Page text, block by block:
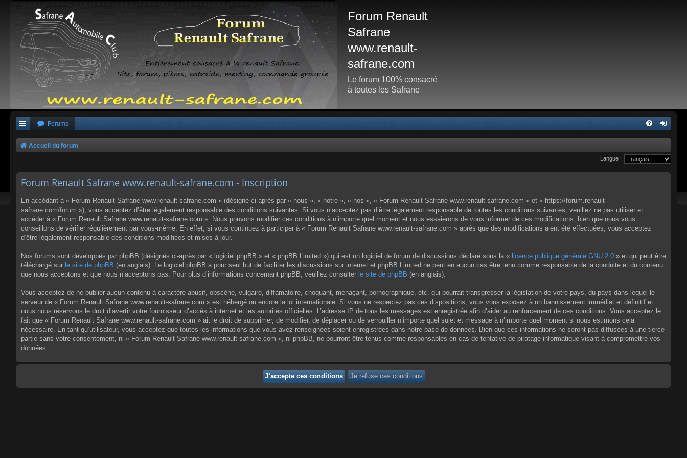
Forum Renault
Safrane
www.renault-
safrane.com
Le forum 100% consacré
à toutes les Safrane
Forums
Accueil du forum
Langue :
Forum Renault Safrane www.renault-safrane.com - Inscription
En accédant à « Forum Renault Safrane www.renault-safrane.com » (désigné ci-après par « nous », « notre », « nos », « Forum Renault Safrane www.renault-safrane.com » et « https://forum.renault-
safrane.com/forum »), vous acceptez d’être légalement responsable des conditions suivantes. Si vous n’acceptez pas d’être légalement responsable de toutes les conditions suivantes, veuillez ne pas utiliser et
accéder à « Forum Renault Safrane www.renault-safrane.com ». Nous pouvons modifier ces conditions à n’importe quel moment et nous essaierons de vous informer de ces modifications, bien que nous vous
conseillons de vérifier régulièrement par vous-même. En effet, si vous continuez à participer à « Forum Renault Safrane www.renault-safrane.com » après que des modifications aient été effectuées, vous acceptez
d’être légalement responsable des conditions modifiées et mises à jour.
Nos forums sont développés par phpBB (désignés ci-après par « logiciel phpBB » et « phpBB Limited ») qui est un logiciel de forum de discussions déclaré sous la « licence publique générale GNU 2.0 » et qui peut être
téléchargé sur le site de phpBB (en anglais). Le logiciel phpBB a pour seul but de faciliter les discussions sur internet et phpBB Limited ne peut en aucun cas être tenu comme responsable de la conduite et du contenu
que nous acceptons et que nous n’acceptons pas. Pour plus d’informations concernant phpBB, veuillez consulter le site de phpBB (en anglais).
Vous acceptez de ne publier aucun contenu à caractère abusif, obscène, vulgaire, diffamatoire, choquant, menaçant, pornographique, etc. qui pourrait transgresser la législation de votre pays, du pays dans lequel le
serveur de « Forum Renault Safrane www.renault-safrane.com » est hébergé ou encore la loi internationale. Si vous ne respectez pas ces dispositions, vous vous exposez à un bannissement immédiat et définitif et
nous nous réservons le droit d’avertir votre fournisseur d’accès à internet et les autorités officielles. L’adresse IP de tous les messages est enregistrée afin d’aider au renforcement de ces conditions. Vous acceptez le
fait que « Forum Renault Safrane www.renault-safrane.com » ait le droit de supprimer, de modifier, de déplacer ou de verrouiller n’importe quel sujet et message à n’importe quel moment si nous estimons cela
nécessaire. En tant qu’utilisateur, vous acceptez que toutes les informations que vous avez renseignées soient enregistrées dans notre base de données. Bien que ces informations ne seront pas diffusées à une tierce
partie sans votre consentement, ni « Forum Renault Safrane www.renault-safrane.com », ni phpBB, ne pourront être tenus comme responsables en cas de tentative de piratage informatique visant à compromettre vos
données.